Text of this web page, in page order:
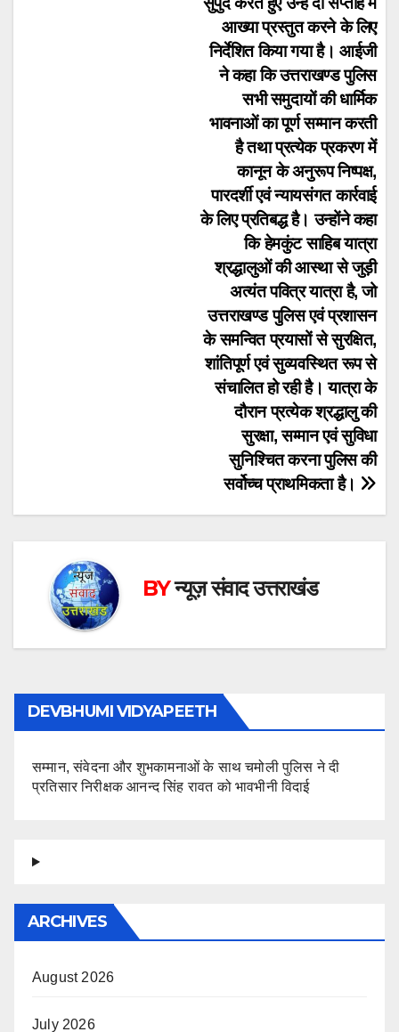
आख्या प्रस्तुत करने के लिए
निर्देशित किया गया है। आईजी
ने कहा कि उत्तराखण्ड पुलिस
सभी समुदायों की धार्मिक
भावनाओं का पूर्ण सम्मान करती
है तथा प्रत्येक प्रकरण में
कानून के अनुरूप निष्पक्ष,
पारदर्शी एवं न्यायसंगत कार्रवाई
के लिए प्रतिबद्ध है। उन्होंने कहा
कि हेमकुंट साहिब यात्रा
श्रद्धालुओं की आस्था से जुड़ी
अत्यंत पवित्र यात्रा है, जो
उत्तराखण्ड पुलिस एवं प्रशासन
के समन्वित प्रयासों से सुरक्षित,
शांतिपूर्ण एवं सुव्यवस्थित रूप से
संचालित हो रही है। यात्रा के
दौरान प्रत्येक श्रद्धालु की
सुरक्षा, सम्मान एवं सुविधा
सुनिश्चित करना पुलिस की
सर्वोच्च प्राथमिकता है।
BYन्यूज़ संवाद उत्तराखंड
DEVBHUMI VIDYAPEETH
सम्मान, संवेदना और शुभकामनाओं के साथ चमोली पुलिस ने दी
प्रतिसार निरीक्षक आनन्द सिंह रावत को भावभीनी विदाई
ARCHIVES
August 2026
July 2026